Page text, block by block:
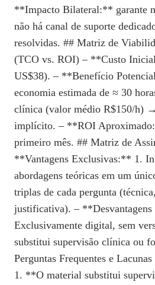
**Impacto Bilateral:** garante
não há canal de suporte
resolvidas. ## Matriz de
(TCO vs. ROI) – **Custo
US$38). – **Benefício
economia estimada de ≈ 30
clínica (valor médio R$150/h)
implícito. – **ROI
primeiro mês. ## Matriz de
**Vantagens Exclusivas:** 1.
abordagens teóricas em um
triplas de cada pergunta
justificativa). –
Exclusivamente digital, sem
substitui supervisão clínica ou
Perguntas Frequentes e
1. **O material substitui